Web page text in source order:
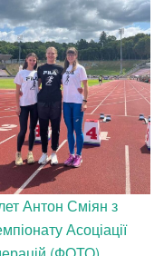
Антон Сміян з
Асоціації